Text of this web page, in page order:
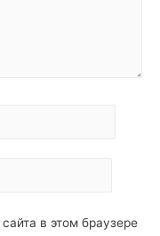
в этом браузере